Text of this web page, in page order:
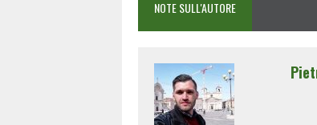
NOTE SULL'AUTORE